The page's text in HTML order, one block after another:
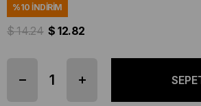
%10 İNDIRIM
$ 14.24 $ 12.82